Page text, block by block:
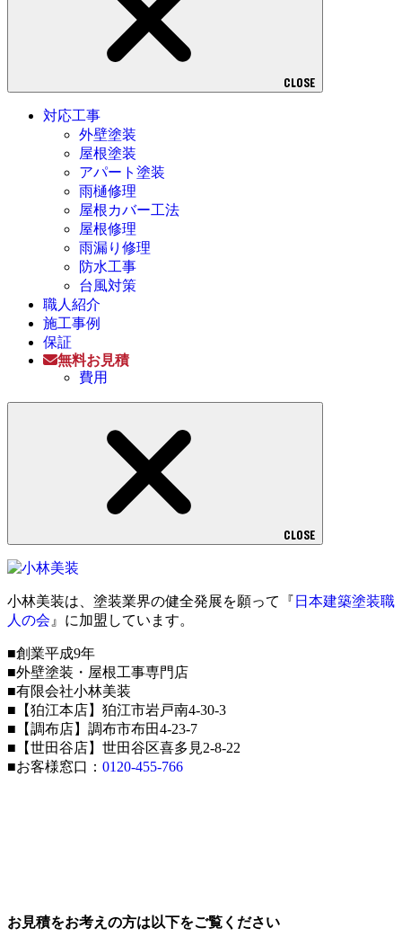
CLOSE
対応工事
外壁塗装
屋根塗装
アパート塗装
雨樋修理
屋根カバー工法
屋根修理
雨漏り修理
防水工事
台風対策
職人紹介
施工事例
保証
無料お見積
費用
CLOSE
小林美装は、塗装業界の健全発展を願って『 日本建築塗装職
人の会 』に加盟しています。
■創業平成9年
■外壁塗装・屋根工事専門店
■有限会社小林美装
■【狛江本店】狛江市岩戸南4-30-3
■【調布店】調布市布田4-23-7
■【世田谷店】世田谷区喜多見2-8-22
■お客様窓口： 0120-455-766
お見積をお考えの方は以下をご覧ください